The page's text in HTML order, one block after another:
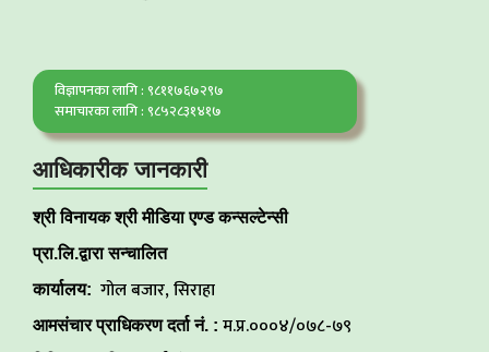
विज्ञापनका लागि : ९८११७६७२९७
समाचारका लागि : ९८५२८३१४१७
आधिकारीक जानकारी
श्री विनायक श्री मीडिया एण्ड कन्सल्टेन्सी
प्रा.लि.द्वारा सन्चालित
कार्यालय: गोल बजार, सिराहा
आमसंचार प्राधिकरण दर्ता नं. : म.प्र.०००४/०७८-७९